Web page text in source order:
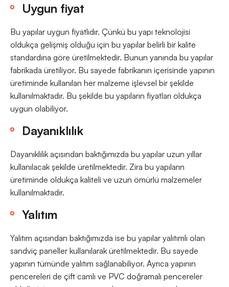
Uygun fiyat
Bu yapılar uygun fiyatlıdır. Çünkü bu yapı teknolojisi
oldukça gelişmiş olduğu için bu yapılar belirli bir kalite
standardına göre üretilmektedir. Bunun yanında bu yapılar
fabrikada üretiliyor. Bu sayede fabrikanın içerisinde yapının
üretiminde kullanılan her malzeme işlevsel bir şekilde
kullanılmaktadır. Bu şekilde bu yapıların fiyatları oldukça
uygun olabiliyor.
Dayanıklılık
Dayanıklılık açısından baktığımızda bu yapılar uzun yıllar
kullanılacak şekilde üretilmektedir. Zira bu yapıların
üretiminde oldukça kaliteli ve uzun ömürlü malzemeler
kullanılmaktadır.
Yalıtım
Yalıtım açısından baktığımızda ise bu yapılar yalıtımlı olan
sandviç paneller kullanılarak üretilmektedir. Bu sayede
yapının tümünde yalıtım sağlanabiliyor. Ayrıca yapının
pencereleri de çift camlı ve PVC doğramalı pencereler